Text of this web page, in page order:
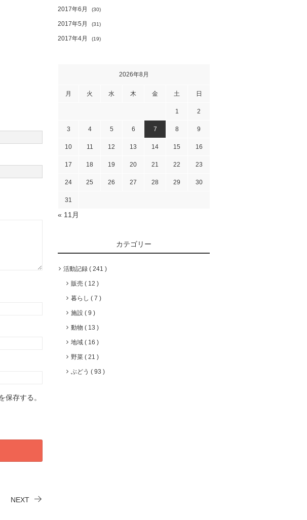
保存する。
NEXT
2017年6月 (30)
2017年5月 (31)
2017年4月 (19)
2026年8月
月 火 水 木 金 土 日
1 2
3 4 5 6 7 8 9
10 11 12 13 14 15 16
17 18 19 20 21 22 23
24 25 26 27 28 29 30
31
« 11月
カテゴリー
活動記録 241
販売 12
暮らし 7
施設 9
動物 13
地域 16
野菜 21
ぶどう 93